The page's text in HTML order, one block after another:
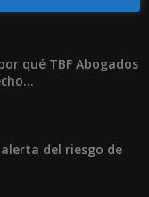
qué TBF Abogados
del riesgo de